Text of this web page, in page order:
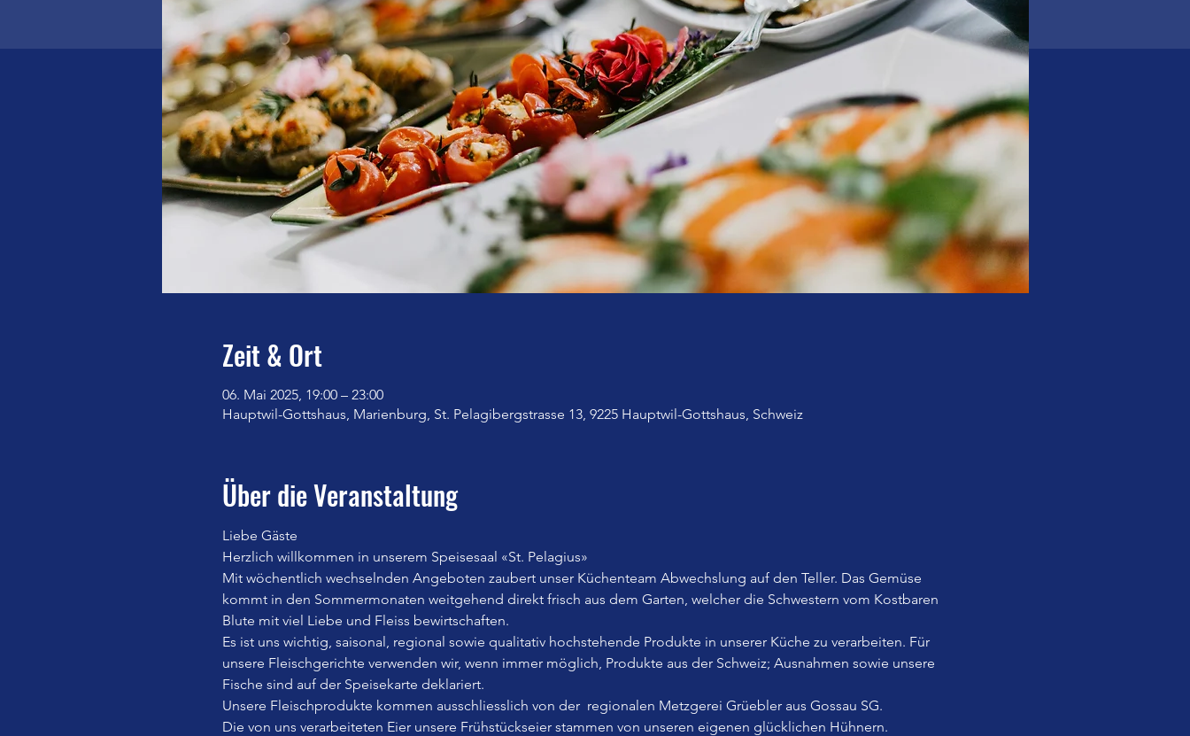
Zeit & Ort
06. Mai 2025, 19:00 – 23:00
Hauptwil-Gottshaus, Marienburg, St. Pelagibergstrasse 13, 9225 Hauptwil-Gottshaus, Schweiz
Über die Veranstaltung
Liebe Gäste
Herzlich willkommen in unserem Speisesaal «St. Pelagius»
Mit wöchentlich wechselnden Angeboten zaubert unser Küchenteam Abwechslung auf den Teller. Das Gemüse
kommt in den Sommermonaten weitgehend direkt frisch aus dem Garten, welcher die Schwestern vom Kostbaren
Blute mit viel Liebe und Fleiss bewirtschaften.
Es ist uns wichtig, saisonal, regional sowie qualitativ hochstehende Produkte in unserer Küche zu verarbeiten. Für
unsere Fleischgerichte verwenden wir, wenn immer möglich, Produkte aus der Schweiz; Ausnahmen sowie unsere
Fische sind auf der Speisekarte deklariert.
Unsere Fleischprodukte kommen ausschliesslich von der  regionalen Metzgerei Grüebler aus Gossau SG.
Die von uns verarbeiteten Eier unsere Frühstückseier stammen von unseren eigenen glücklichen Hühnern.